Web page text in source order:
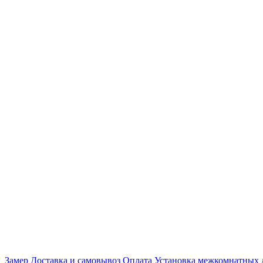
Замер Доставка и самовывоз Оплата Установка межкомнатных